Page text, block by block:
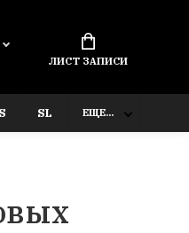
ЛИСТ ЗАПИСИ
S SL ЕЩЕ...